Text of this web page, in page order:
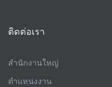
ติดต่อเรา
สํานักงานใหญ่
ตําแหน่งงาน